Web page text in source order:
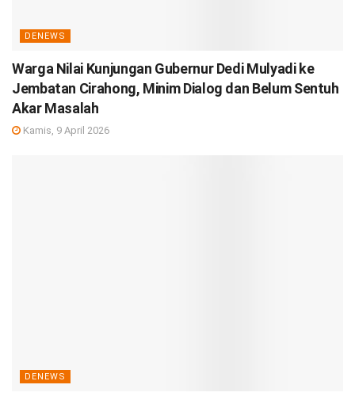
DENEWS
Warga Nilai Kunjungan Gubernur Dedi Mulyadi ke
Jembatan Cirahong, Minim Dialog dan Belum Sentuh
Akar Masalah
Kamis, 9 April 2026
DENEWS